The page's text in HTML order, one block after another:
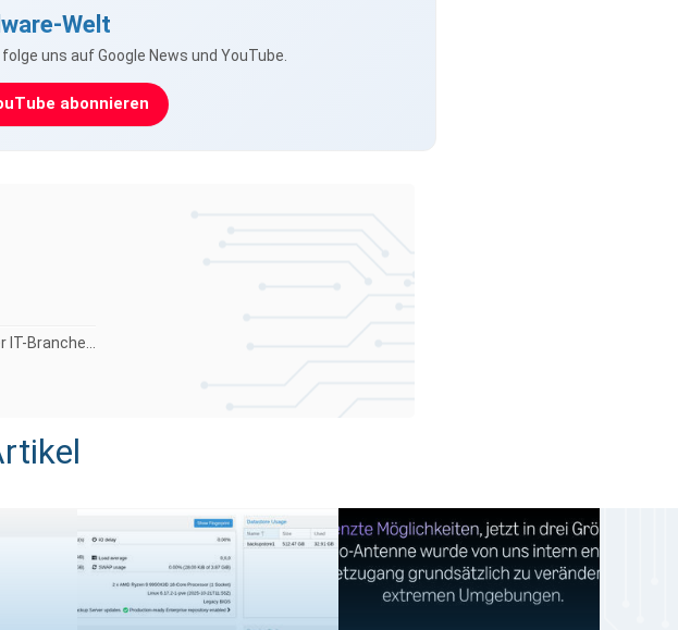
Welt
uns auf Google News und YouTube.
abonnieren
Branche...